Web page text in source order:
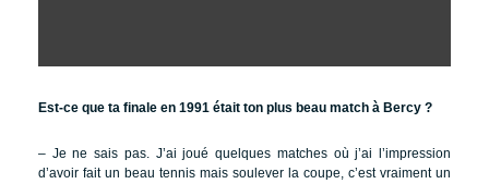
Est-ce que ta finale en 1991 était ton plus beau match à Bercy ?
– Je ne sais pas. J’ai joué quelques matches où j’ai l’impression
d’avoir fait un beau tennis mais soulever la coupe, c’est vraiment un